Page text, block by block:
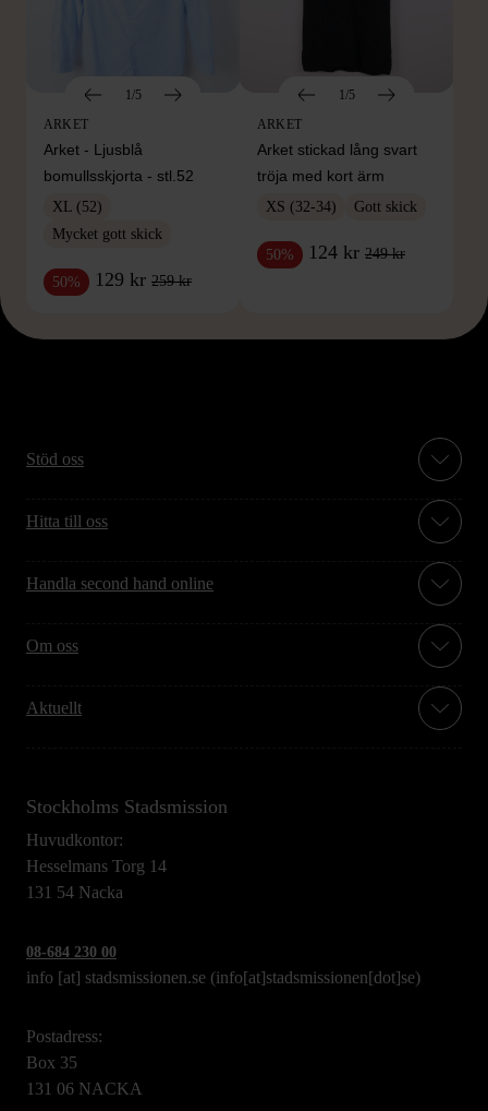
1/5
ARKET
Arket - Ljusblå
bomullsskjorta - stl.52
XL (52)
Mycket gott skick
50% 129 kr 259 kr
1/5
ARKET
Arket stickad lång svart
tröja med kort ärm
XS (32-34) Gott skick
50% 124 kr 249 kr
Stöd oss
Hitta till oss
Handla second hand online
Om oss
Aktuellt
Stockholms Stadsmission
Huvudkontor:
Hesselmans Torg 14
131 54 Nacka
08-684 230 00
info [at] stadsmissionen.se (info[at]stadsmissionen[dot]se)
Postadress:
Box 35
131 06 NACKA